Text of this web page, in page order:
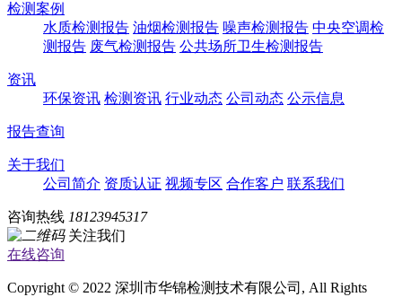
检测案例
水质检测报告 油烟检测报告 噪声检测报告 中央空调检
测报告 废气检测报告 公共场所卫生检测报告
资讯
环保资讯 检测资讯 行业动态 公司动态 公示信息
报告查询
关于我们
公司简介 资质认证 视频专区 合作客户 联系我们
咨询热线 18123945317
关注我们
在线咨询
Copyright © 2022 深圳市华锦检测技术有限公司, All Rights